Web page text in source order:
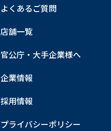
よくあるご質問
店舗一覧
官公庁・大手企業様へ
企業情報
採用情報
プライバシーポリシー